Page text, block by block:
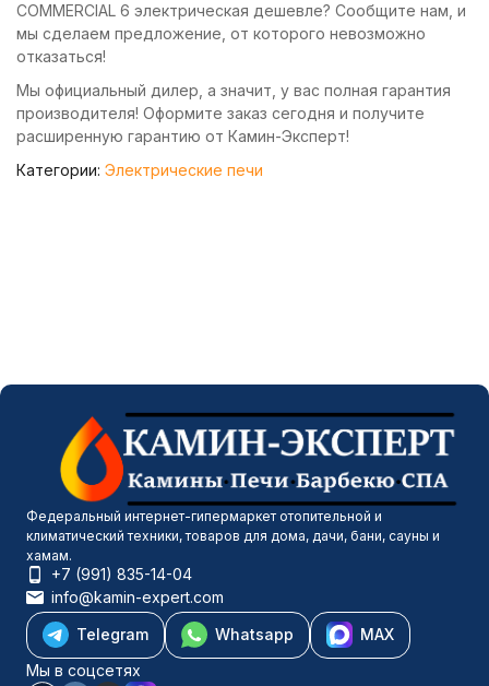
COMMERCIAL 6 электрическая дешевле? Сообщите нам, и
мы сделаем предложение, от которого невозможно
отказаться!
Мы официальный дилер, а значит, у вас полная гарантия
производителя! Оформите заказ сегодня и получите
расширенную гарантию от Камин-Эксперт!
Категории: Электрические печи
Федеральный интернет-гипермаркет отопительной и
климатический техники, товаров для дома, дачи, бани, сауны и
хамам.
+7 (991) 835-14-04
info@kamin-expert.com
Telegram
Whatsapp
MAX
Мы в соцсетях